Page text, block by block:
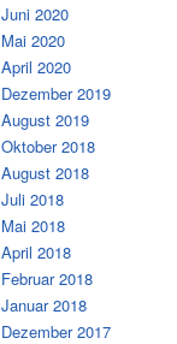
Juni 2020
Mai 2020
April 2020
Dezember 2019
August 2019
Oktober 2018
August 2018
Juli 2018
Mai 2018
April 2018
Februar 2018
Januar 2018
Dezember 2017